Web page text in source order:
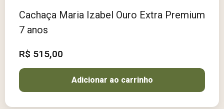
Cachaça Maria Izabel Ouro Extra Premium
7 anos
R$ 515,00
Adicionar ao carrinho